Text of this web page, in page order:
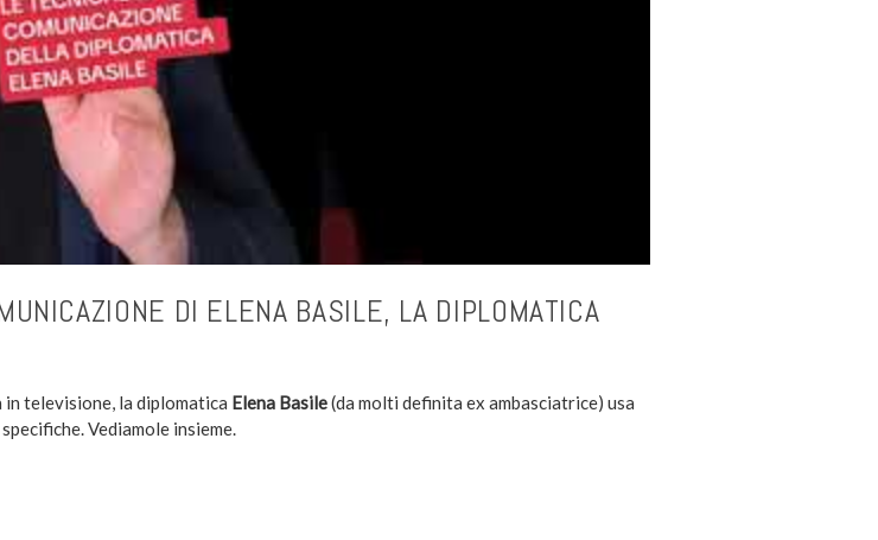
DI ELENA BASILE, LA DIPLOMATICA
in televisione, la diplomatica Elena Basile(da molti definita ex ambasciatrice) usa
Vediamole insieme.